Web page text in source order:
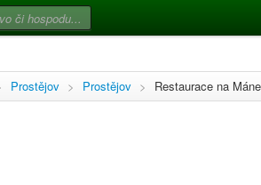
Prostějov > Prostějov > Restaurace na